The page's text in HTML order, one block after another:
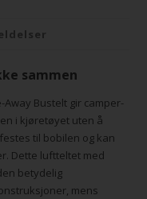
sammen
Away Bustelt gir camper-
i kjøretøyet uten å
til bobilen og kan
Dette luftteltet med
betydelig
mens